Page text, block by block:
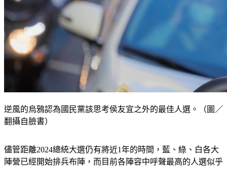
翻攝自臉書）
陣營已經開始排兵布陣，而目前各陣容中呼聲最高的人選似乎
也毫無意外，分別是民進黨的現任副總統賴清德、民眾黨的前